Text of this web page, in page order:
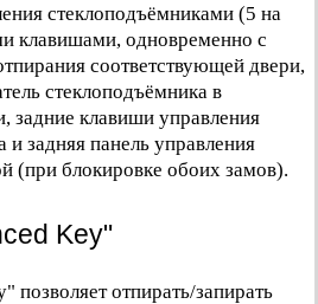
стеклоподъёмниками (5 на
клавишами, одновременно с
соответствующей двери,
стеклоподъёмника в
задние клавиши управления
задняя панель управления
(при блокировке обоих замов).
Key"
отпирать/запирать